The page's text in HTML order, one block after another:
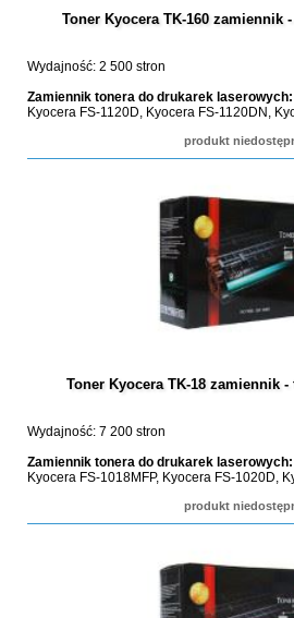
Toner Kyocera TK-160 zamiennik
Wydajność: 2 500 stron
Zamiennik tonera do drukarek laserowych:
Kyocera FS-1120D, Kyocera FS-1120DN,
produkt
Toner Kyocera TK-18 zamiennik
Wydajność: 7 200 stron
Zamiennik tonera do drukarek laserowych:
Kyocera FS-1018MFP, Kyocera FS-1020D,
produkt